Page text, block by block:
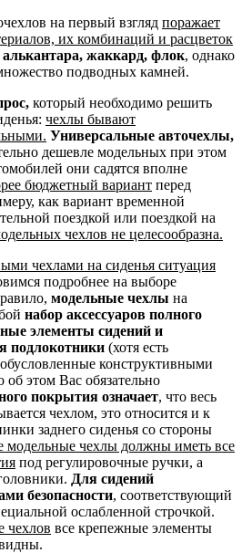
на первый взгляд поражает
их комбинаций и расцветок
жаккард, флок, однако
подводных камней.
который необходимо решить
чехлы бывают
Универсальные авточехлы,
дешевле модельных при этом
они садятся вполне
бюджетный вариант перед
как вариант временной
поездкой или поездкой на
чехлов не целесообразна.
чехлами на сиденья ситуация
подробнее на выборе
модельные чехлы на
набор аксессуаров полного
элементы сидений и
подлокотники (хотя есть
конструктивными
об этом Вас обязательно
покрытия означает, что весь
чехлом, это относится и к
заднего сиденья со стороны
модельные чехлы должны иметь все
под регулировочные ручки, а
Для сидений
безопасности, соответствующий
ослабленной строчкой.
чехлов все крепежные элементы